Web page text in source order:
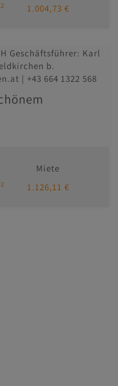
2
1.004,73 €
2
Miete
1.126,11 €